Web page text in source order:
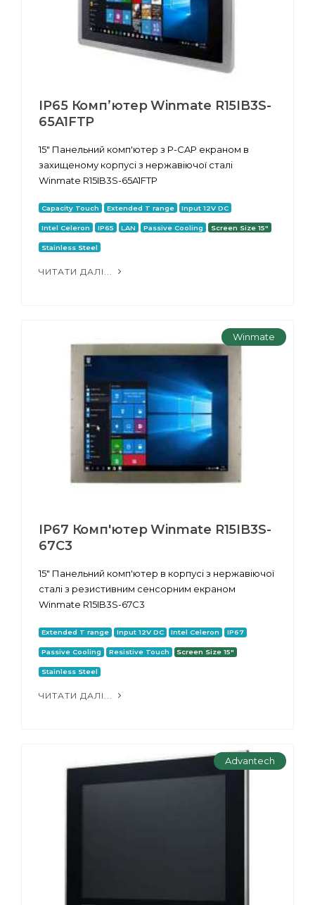
IP65 Комп’ютер Winmate R15IB3S-
65A1FTP
15" Панельний комп'ютер з P-CAP екраном в
захищеному корпусі з нержавіючої сталі
Winmate R15IB3S-65A1FTP
Capacity Touch Extended T range Input 12V DC
Intel Celeron IP65 LAN Passive Cooling Screen Size 15"
Stainless Steel
ЧИТАТИ ДАЛІ...
Winmate
IP67 Комп'ютер Winmate R15IB3S-
67C3
15" Панельний комп'ютер в корпусі з нержавіючої
сталі з резистивним сенсорним екраном
Winmate R15IB3S-67C3
Extended T range Input 12V DC Intel Celeron IP67
Passive Cooling Resistive Touch Screen Size 15"
Stainless Steel
ЧИТАТИ ДАЛІ...
Advantech